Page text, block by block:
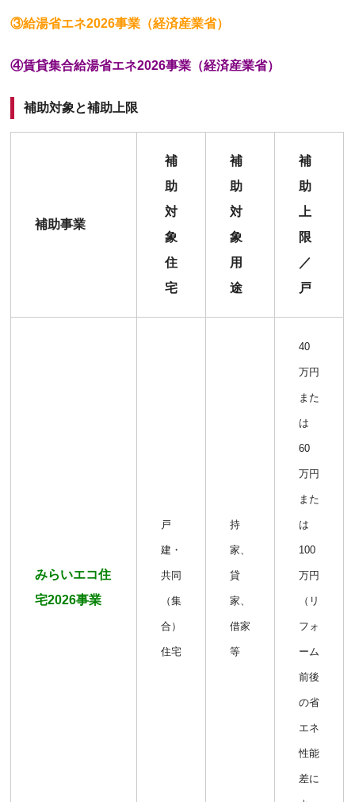
③給湯省エネ2026事業（経済産業省）
④賃貸集合給湯省エネ2026事業（経済産業省）
補助対象と補助上限
補助事業
補
助
対
象
住
宅
補
助
対
象
用
途
補
助
上
限
／
戸
みらいエコ住
宅2026事業
戸
建・
共同
（集
合）
住宅
持
家、
貸
家、
借家
等
40
万円
また
は
60
万円
また
は
100
万円
（リ
フォ
ーム
前後
の省
エネ
性能
差に